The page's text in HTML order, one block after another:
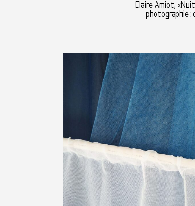
Claire Amiot,
photographie :